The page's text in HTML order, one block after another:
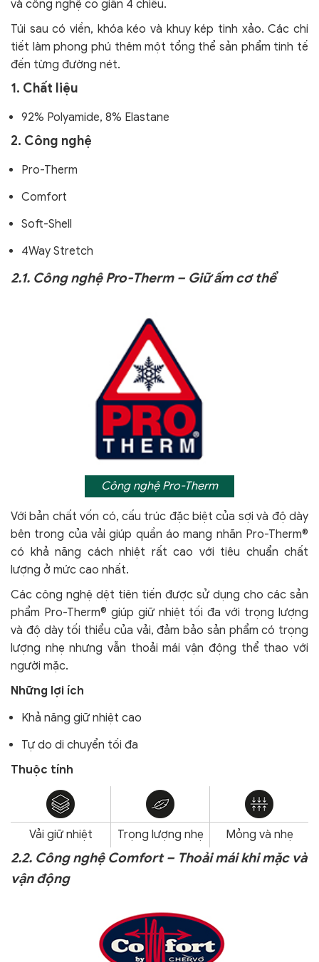
và công nghệ co giãn 4 chiều.
Túi sau có viền, khóa kéo và khuy kép tinh xảo. Các chi
tiết làm phong phú thêm một tổng thể sản phẩm tinh tế
đến từng đường nét.
1. Chất liệu
92% Polyamide, 8% Elastane
2. Công nghệ
Pro-Therm
Comfort
Soft-Shell
4Way Stretch
2.1. Công nghệ Pro-Therm – Giữ ấm cơ thể
Công nghệ Pro-Therm
Với bản chất vốn có, cấu trúc đặc biệt của sợi và độ dày
bên trong của vải giúp quần áo mang nhãn Pro-Therm®
có khả năng cách nhiệt rất cao với tiêu chuẩn chất
lượng ở mức cao nhất.
Các công nghệ dệt tiên tiến được sử dụng cho các sản
phẩm Pro-Therm® giúp giữ nhiệt tối đa với trọng lượng
và độ dày tối thiểu của vải, đảm bảo sản phẩm có trọng
lượng nhẹ nhưng vẫn thoải mái vận động thể thao với
người mặc.
Những lợi ích
Khả năng giữ nhiệt cao
Tự do di chuyển tối đa
Thuộc tính
Vải giữ nhiệt Trọng lượng nhẹ Mỏng và nhẹ
2.2. Công nghệ Comfort – Thoải mái khi mặc và
vận động